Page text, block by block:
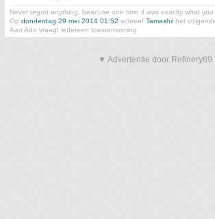
Never regret anything, beacuse one time it was exaclty what you
Op donderdag 29 mei 2014 01:52 schreef Tamashii het
Aan Ado vraagt iedereen toestemmming
▼ Advertentie door Refinery89